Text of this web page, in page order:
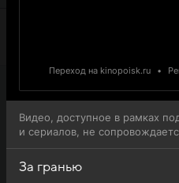
Переход на kinopoisk.ru •
Видео, доступное в рамках
и сериалов, не
За гранью